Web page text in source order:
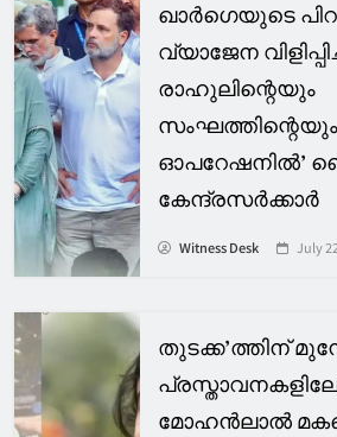
ഖാര്‍ഗെയുടെ
വ്യാജേന
രാഹുലിന്റെയും
സംഘത്തിന്റെയും
ഓപറേഷനില്‍’
കേന്ദ്രസര്‍ക്കാര്‍
Witness Desk July
തുടക്ക’ത്തിന്
മോഹൻലാല്‍